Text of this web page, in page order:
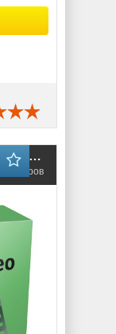
Neat Video v6 Plug-in for Davinci Resolve